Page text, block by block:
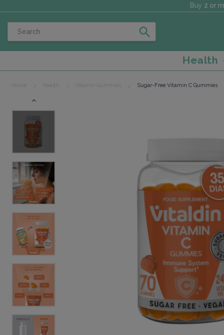
Buy 2 or
search
Health
Health Vitamin Gummies Sugar-Free Vitamin C Gummies